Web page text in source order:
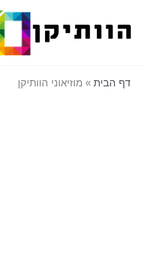
דף הבית » מוזיאוני הוותיקן